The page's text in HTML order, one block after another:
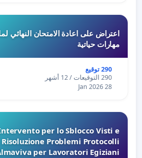
اعتراض على اعادة الامتحان النهائي
مهارات حياتية
290 توقيع
290 التوقيعات / 12 أشهر
28 Jan 2026
per lo Sblocco Visti e
Risoluzione Problemi Protocolli
per Lavoratori Egiziani